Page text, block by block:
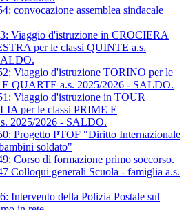
convocazione assemblea sindacale
Viaggio d'istruzione in CROCIERA
per le classi QUINTE a.s.
Viaggio d'istruzione TORINO per le
QUARTE a.s. 2025/2026 - SALDO.
Viaggio d'istruzione in TOUR
per le classi PRIME E
2025/2026 - SALDO.
Progetto PTOF "Diritto Internazionale
soldato"
Corso di formazione primo soccorso.
Colloqui generali Scuola - famiglia a.s.
Intervento della Polizia Postale sul